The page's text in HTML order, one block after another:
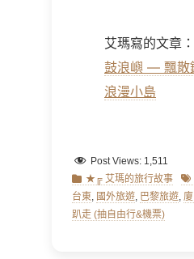
艾瑪寫的文章：
鼓浪嶼 — 飄散
浪漫小島
Post Views: 1,511
Categories
★╔ 艾瑪的旅行故事
台東, 國外旅遊, 巴黎旅遊,
趴走 (抽自由行&機票)